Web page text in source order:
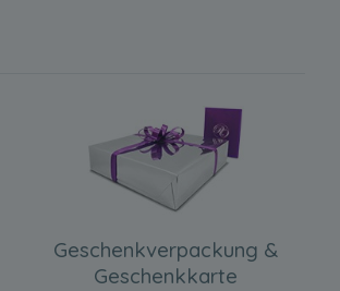
Geschenkverpackung &
Geschenkkarte